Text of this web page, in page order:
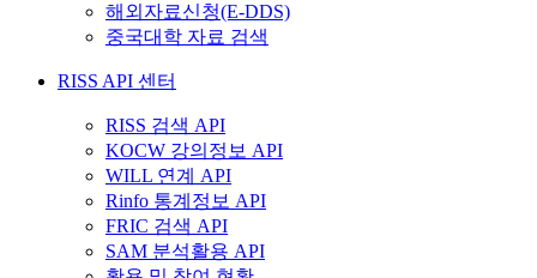
해외자료신청(E-DDS)
중국대학 자료 검색
RISS API 센터
RISS 검색 API
KOCW 강의정보 API
WILL 연계 API
Rinfo 통계정보 API
FRIC 검색 API
SAM 분석활용 API